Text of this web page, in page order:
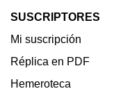
SUSCRIPTORES
Mi suscripción
Réplica en PDF
Hemeroteca